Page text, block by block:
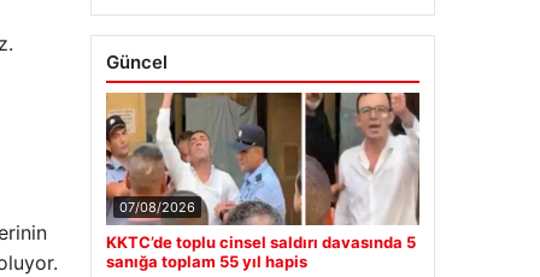
Güncel
07/08/2026
KKTC’de toplu cinsel saldırı davasında 5
sanığa toplam 55 yıl hapis